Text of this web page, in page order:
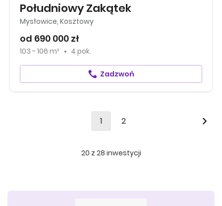
Południowy Zakątek
Mysłowice, Kosztowy
od 690 000 zł
103 - 106 m² 4 pok.
Zadzwoń
1 2
20 z 28 inwestycji